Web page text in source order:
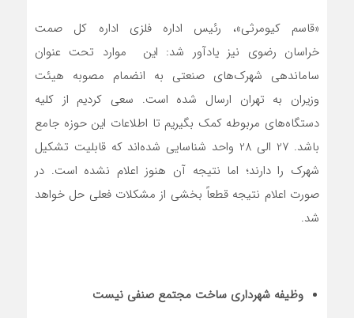
«قاسم کیومرثی»، رئیس اداره فلزی اداره کل صمت
خراسان رضوی نیز یادآور شد: این موارد تحت عنوان
ساماندهی شهرک‌های صنعتی به انضمام مصوبه هیئت
وزیران به تهران ارسال شده است. سعی کردیم از کلیه
دستگاه‌های مربوطه کمک بگیریم تا اطلاعات این حوزه جامع
باشد. 27 الی 28 واحد شناسایی شده‌اند که قابلیت تشکیل
شهرک را دارند؛ اما نتیجه آن هنوز اعلام نشده است. در
صورت اعلام نتیجه قطعاً بخشی از مشکلات فعلی حل خواهد
شد.
وظیفه شهرداری ساخت مجتمع صنفی نیست